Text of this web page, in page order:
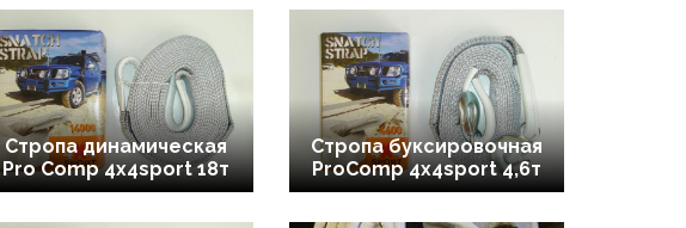
Стропа динамическая
Pro Comp 4x4sport 18т
Стропа буксировочная
ProComp 4x4sport 4,6т